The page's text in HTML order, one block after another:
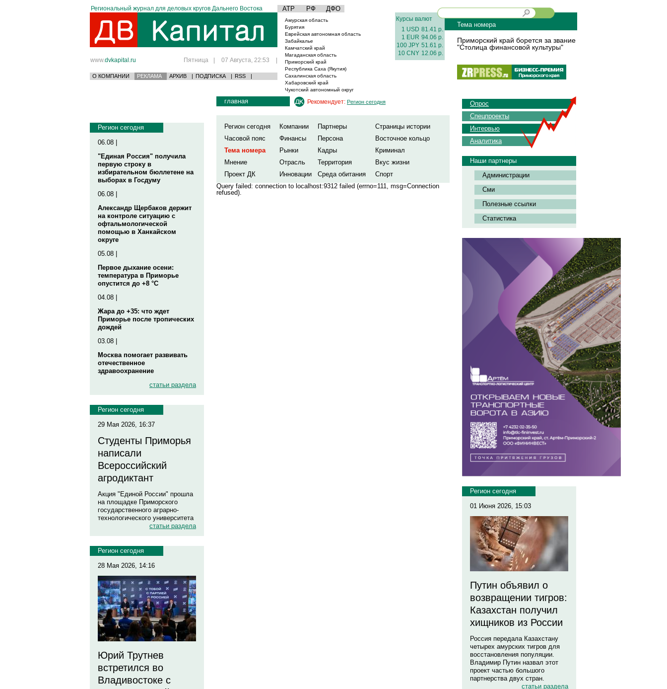
Региональный журнал для деловых кругов Дальнего Востока АТР РФ ДФО
www.dvkapital.ru Пятница | 07 Августа, 22:53 |
О КОМПАНИИ РЕКЛАМА АРХИВ | ПОДПИСКА | RSS |
Амурская область
Бурятия
Еврейская автономная область
Забайкалье
Камчатский край
Магаданская область
Приморский край
Республика Саха (Якутия)
Сахалинская область
Хабаровский край
Чукотский автономный округ
Курсы валют
1 USD 81.41 р.
1 EUR 94.06 р.
100 JPY 51.61 р.
10 CNY 12.06 р.
Тема номера
Приморский край борется за звание
"Столица финансовой культуры"
Регион сегодня
06.08 |
"Единая Россия" получила
первую строку в
избирательном бюллетене на
выборах в Госдуму
06.08 |
Александр Щербаков держит
на контроле ситуацию с
офтальмологической
помощью в Ханкайском
округе
05.08 |
Первое дыхание осени:
температура в Приморье
опустится до +8 °C
04.08 |
Жара до +35: что ждет
Приморье после тропических
дождей
03.08 |
Москва помогает развивать
отечественное
здравоохранение
статьи раздела
Регион сегодня
29 Мая 2026, 16:37
Студенты Приморья
написали
Всероссийский
агродиктант
Акция "Единой России" прошла
на площадке Приморского
государственного аграрно-
технологического университета
статьи раздела
Регион сегодня
28 Мая 2026, 14:16
Юрий Трутнев
встретился во
Владивостоке с
главная Рекомендует: Регион сегодня
Регион сегодня Компании Партнеры
Страницы истории
Часовой пояс
Финансы Персона
Восточное кольцо
Тема номера
Рынки Кадры
Криминал
Мнение
Отрасль Территория
Вкус жизни
Проект ДК
Инновации Среда обитания
Спорт
Query failed: connection to localhost:9312 failed (errno=111, msg=Connection
refused).
Опрос
Спецпроекты
Интервью
Аналитика
Наши партнеры
Администрации
Сми
Полезные ссылки
Статистика
Регион сегодня
01 Июня 2026, 15:03
Путин объявил о
возвращении тигров:
Казахстан получил
хищников из России
Россия передала Казахстану
четырех амурских тигров для
восстановления популяции.
Владимир Путин назвал этот
проект частью большого
партнерства двух стран.
статьи раздела